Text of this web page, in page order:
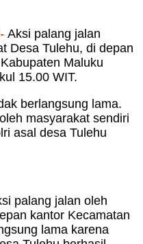
Aksi palang jalan
Desa Tulehu, di depan
Maluku
15.00 WIT.
berlangsung lama.
masyarakat sendiri
asal desa Tulehu
palang jalan oleh
kantor Kecamatan
lama karena